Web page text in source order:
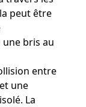
peut être
bris au
entre
une
La